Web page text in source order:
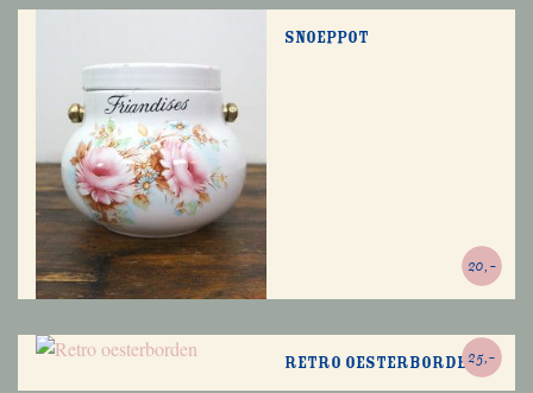
Snoeppot
20,-
Retro oesterborden25,-